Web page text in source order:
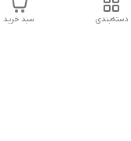
سبد خرید دسته‌بندی